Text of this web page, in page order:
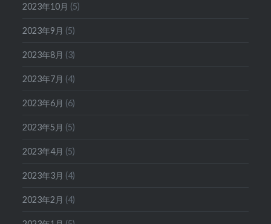
2023年10月 (5)
2023年9月 (5)
2023年8月 (3)
2023年7月 (4)
2023年6月 (6)
2023年5月 (5)
2023年4月 (5)
2023年3月 (4)
2023年2月 (4)